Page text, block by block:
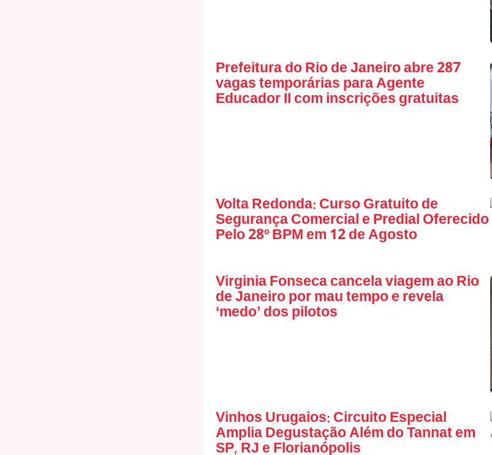
Prefeitura do Rio de Janeiro abre 287
vagas temporárias para Agente
Educador II com inscrições gratuitas
Volta Redonda: Curso Gratuito de
Segurança Comercial e Predial Oferecido
Pelo 28º BPM em 12 de Agosto
Virginia Fonseca cancela viagem ao Rio
de Janeiro por mau tempo e revela
‘medo’ dos pilotos
Vinhos Urugaios: Circuito Especial
Amplia Degustação Além do Tannat em
SP, RJ e Florianópolis